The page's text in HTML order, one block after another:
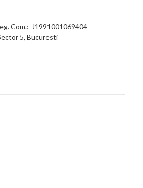
Com.: J1991001069404
5, Bucuresti